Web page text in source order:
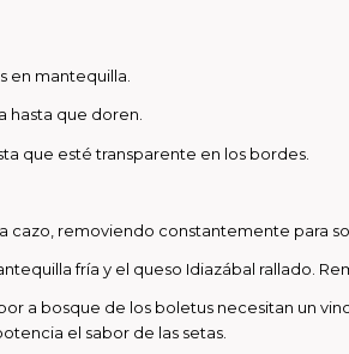
en mantequilla.
hasta que doren.
que esté transparente en los bordes.
removiendo constantemente para
fría y el queso Idiazábal rallado.
a bosque de los boletus necesitan un
el sabor de las setas.